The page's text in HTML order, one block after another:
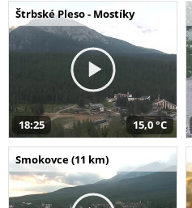
Štrbské Pleso - Mostíky
18:25 15,0 °C
Smokovce (11 km)